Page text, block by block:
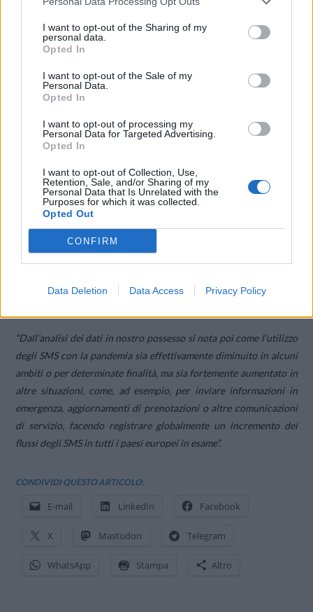
I want to opt-out of the Sharing of my
personal data.
Opted In
I want to opt-out of the Sale of my
Personal Data.
Opted In
I want to opt-out of processing my
Personal Data for Targeted Advertising.
Opted In
I want to opt-out of Collection, Use,
Retention, Sale, and/or Sharing of my
Personal Data that Is Unrelated with the
Purposes for which it was collected.
Opted Out
CONFIRM
Data Deletion Data Access Privacy Policy
“Dall’analisi dei dati in nostro possesso si nota poi come l’utilizzo
degli SMS con la pandemia sia effettivamente diminuito in alcuni
ambiti o per determinate finalità, ma sia fortemente aumentato in
altre situazioni, come, ad esempio, per inviare informazioni in
emergenza, aggiornamenti di prenotazioni o altre comunicazioni
di servizio, facendo registrare globalmente un incremento dei
flussi degli SMS in tutti i paesi europei in esame”.
CONDIVIDI QUESTO ARTICOLO:
E-mail LinkedIn Facebook
X Mastodon Telegram
WhatsApp Stampa Altro